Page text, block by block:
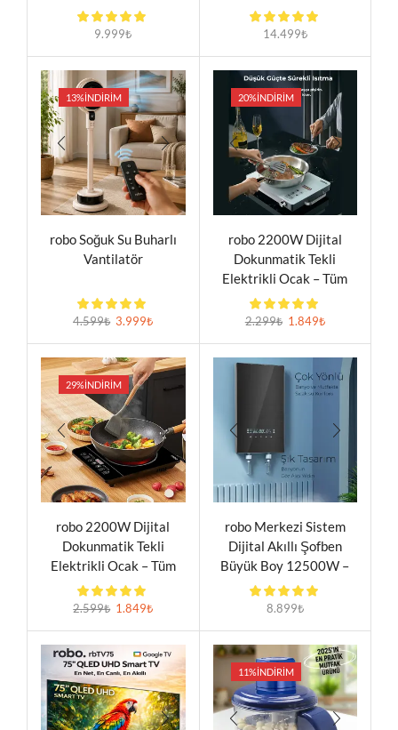
Paslanmaz Çelik Hazne,
Ev ve Ofis Tipi
9.999₺
Damacanalı Dokunmatik
Sebil
14.499₺
13%İNDIRIM
robo Soğuk Su Buharlı
Vantilatör
4.599₺ 3.999₺
20%İNDIRIM
robo 2200W Dijital
Dokunmatik Tekli
Elektrikli Ocak – Tüm
Tencere Tiplerine
Uyumlu Beyaz Kristal
2.299₺ 1.849₺
29%İNDIRIM
robo 2200W Dijital
Dokunmatik Tekli
Elektrikli Ocak – Tüm
Tencere Tiplerine
Uyumlu Siyah Kristal
2.599₺ 1.849₺
robo Merkezi Sistem
Dijital Akıllı Şofben
Büyük Boy 12500W –
Banyo ve Mutfakta Aynı
Anda Sıcak Su (Duş
8.899₺
11%İNDIRIM